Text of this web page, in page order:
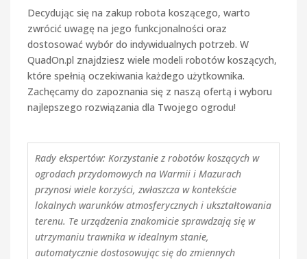
Decydując się na zakup robota koszącego, warto
zwrócić uwagę na jego funkcjonalności oraz
dostosować wybór do indywidualnych potrzeb. W
QuadOn.pl znajdziesz wiele modeli robotów koszących,
które spełnią oczekiwania każdego użytkownika.
Zachęcamy do zapoznania się z naszą ofertą i wyboru
najlepszego rozwiązania dla Twojego ogrodu!
Rady ekspertów: Korzystanie z robotów koszących w
ogrodach przydomowych na Warmii i Mazurach
przynosi wiele korzyści, zwłaszcza w kontekście
lokalnych warunków atmosferycznych i ukształtowania
terenu. Te urządzenia znakomicie sprawdzają się w
utrzymaniu trawnika w idealnym stanie,
automatycznie dostosowując się do zmiennych